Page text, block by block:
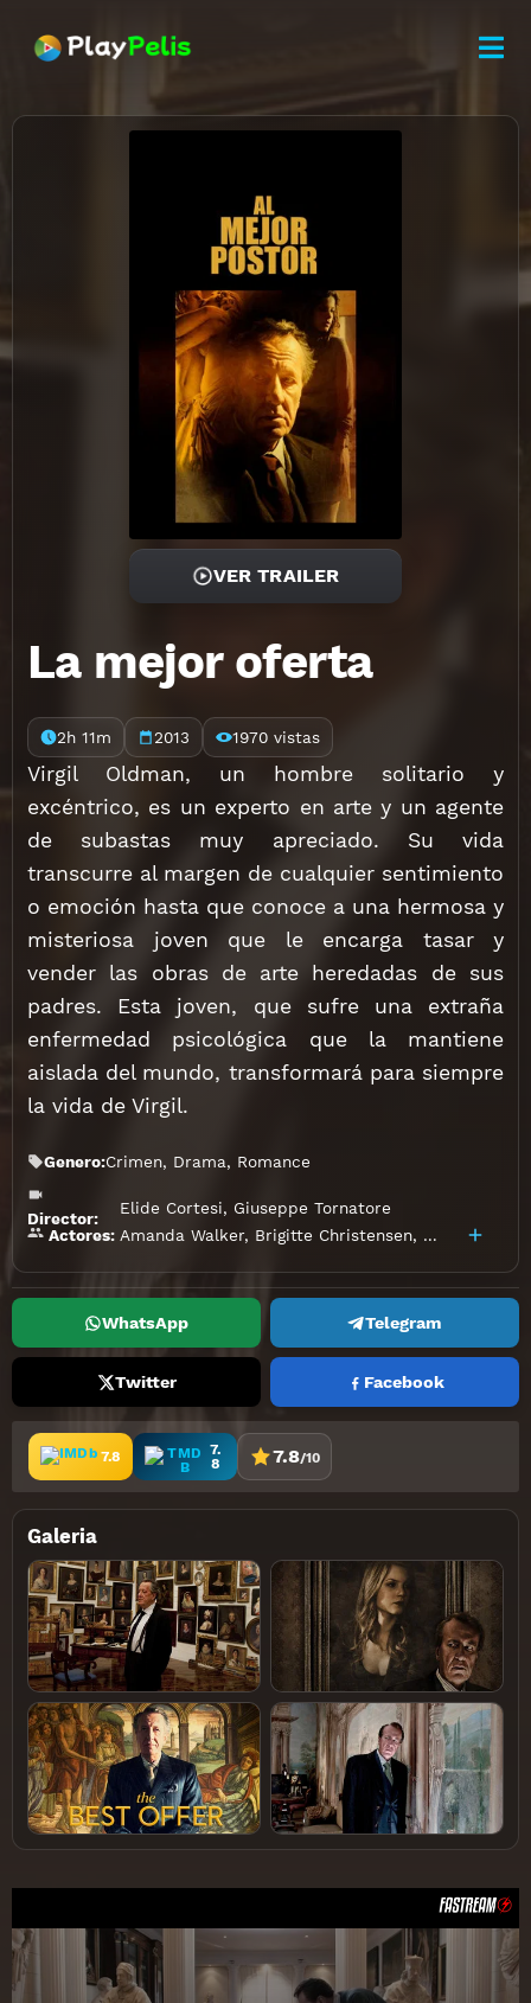
VER TRAILER
La mejor oferta
2h 11m 2013 1970 vistas
Virgil Oldman, un hombre solitario y
excéntrico, es un experto en arte y un agente
de subastas muy apreciado. Su vida
transcurre al margen de cualquier sentimiento
o emoción hasta que conoce a una hermosa y
misteriosa joven que le encarga tasar y
vender las obras de arte heredadas de sus
padres. Esta joven, que sufre una extraña
enfermedad psicológica que la mantiene
aislada del mundo, transformará para siempre
la vida de Virgil.
Genero:Crimen, Drama, Romance
Director:
Elide Cortesi, Giuseppe Tornatore
Actores: Amanda Walker, Brigitte Christensen, Caterina
WhatsApp Telegram
Twitter Facebook
7.8
7.
8
7.8/10
Galeria